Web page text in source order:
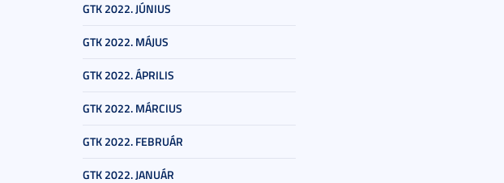
GTK 2022. JÚNIUS
GTK 2022. MÁJUS
GTK 2022. ÁPRILIS
GTK 2022. MÁRCIUS
GTK 2022. FEBRUÁR
GTK 2022. JANUÁR